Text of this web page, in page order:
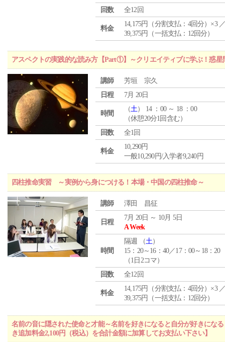
回数
全12回
料金
14,175円（分割支払：4回分）×3
39,375円（一括支払：12回分）
アスペクトの実践的な読み方【Part①】～クリエイティブに学ぶ！惑
講師
芳垣 宗久
日程
7月 20日
時間
（土） 14 ：00 ～ 18 ：00
（休憩20分1回含む）
回数
全1回
料金
10,290円
一般10,290円/入学者9,240円
四柱推命実習 ～実例から身につける！本場・中国の四柱推命～
講師 澤田 昌征
日程
7月 20日 ～ 10月 5日
A Week
時間
隔週 （土）
15：20～16：40／17：00～18：20
（1日2コマ）
回数
全12回
料金
14,175円（分割支払：4回分）×3
39,375円（一括支払：12回分）
名前の音に隠された使命と才能～名前を好きになると自分が好きにな
き追加料金2,100円（税込）を合計金額に加算してお支払い下さい】